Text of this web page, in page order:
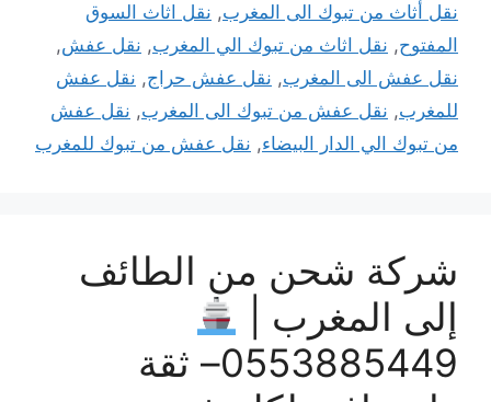
نقل أثاث من تبوك الى المغرب, نقل اثاث السوق
المفتوح, نقل اثاث من تبوك الي المغرب, نقل عفش,
نقل عفش الى المغرب, نقل عفش حراج, نقل عفش
للمغرب, نقل عفش من تبوك الى المغرب, نقل عفش
من تبوك الي الدار البيضاء, نقل عفش من تبوك للمغرب
شركة شحن من الطائف
إلى المغرب |
0553885449– ثقة